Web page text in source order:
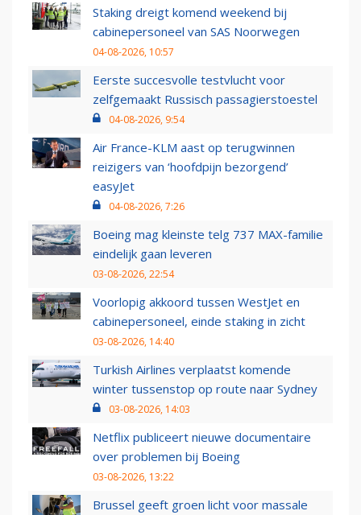
Staking dreigt komend weekend bij
cabinepersoneel van SAS Noorwegen
04-08-2026, 10:57
Eerste succesvolle testvlucht voor
zelfgemaakt Russisch passagierstoestel
04-08-2026, 9:54
Air France-KLM aast op terugwinnen
reizigers van ‘hoofdpijn bezorgend’
easyJet
04-08-2026, 7:26
Boeing mag kleinste telg 737 MAX-familie
eindelijk gaan leveren
03-08-2026, 22:54
Voorlopig akkoord tussen WestJet en
cabinepersoneel, einde staking in zicht
03-08-2026, 14:40
Turkish Airlines verplaatst komende
winter tussenstop op route naar Sydney
03-08-2026, 14:03
Netflix publiceert nieuwe documentaire
over problemen bij Boeing
03-08-2026, 13:22
Brussel geeft groen licht voor massale